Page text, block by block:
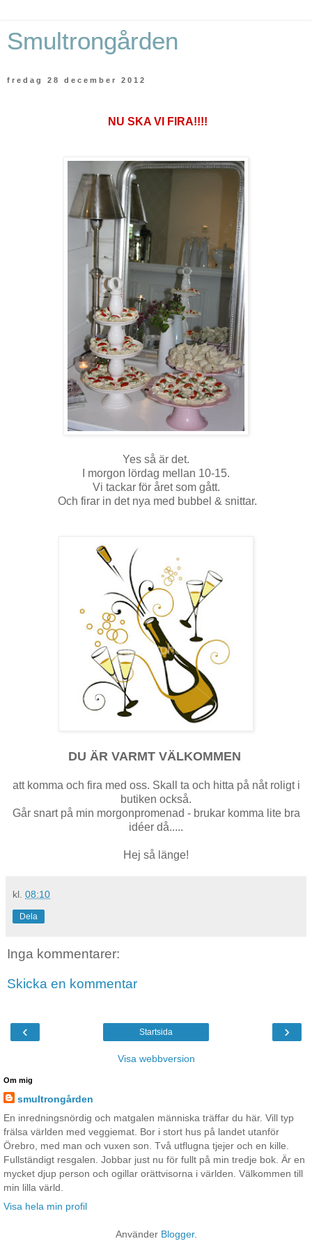
Smultrongården
fredag 28 december 2012
NU SKA VI FIRA!!!!
Yes så är det.
I morgon lördag mellan 10-15.
Vi tackar för året som gått.
Och firar in det nya med bubbel & snittar.
DU ÄR VARMT VÄLKOMMEN
att komma och fira med oss. Skall ta och hitta på nåt roligt i
butiken också.
Går snart på min morgonpromenad - brukar komma lite bra
idéer då.....
Hej så länge!
kl. 08:10
Dela
Inga kommentarer:
Skicka en kommentar
‹ ›
Startsida
Visa webbversion
Om mig
smultrongården
En inredningsnördig och matgalen människa träffar du här. Vill typ
frälsa världen med veggiemat. Bor i stort hus på landet utanför
Örebro, med man och vuxen son. Två utflugna tjejer och en kille.
Fullständigt resgalen. Jobbar just nu för fullt på min tredje bok. Är en
mycket djup person och ogillar orättvisorna i världen. Välkommen till
min lilla värld.
Visa hela min profil
Använder Blogger.